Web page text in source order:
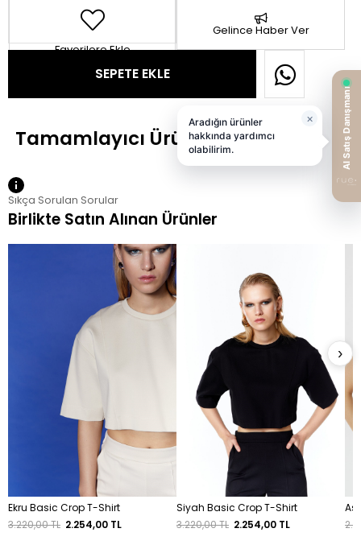
Favorilere Ekle
Gelince Haber Ver
Sıkça Sorulan Sorular
Birlikte Satın Alınan Ürünler
Ekru Basic Crop T-Shirt
3.220,00 TL 2.254,00 TL
Siyah Basic Crop T-Shirt
3.220,00 TL 2.254,00 TL
›